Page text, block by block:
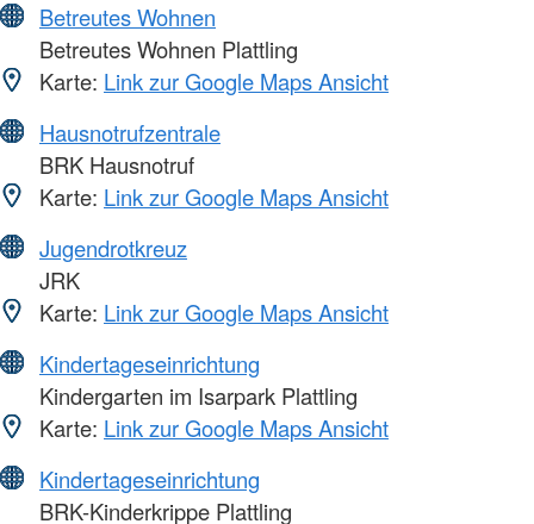
Betreutes Wohnen
Betreutes Wohnen Plattling
Karte: Link zur Google Maps Ansicht
Hausnotrufzentrale
BRK Hausnotruf
Karte: Link zur Google Maps Ansicht
Jugendrotkreuz
JRK
Karte: Link zur Google Maps Ansicht
Kindertageseinrichtung
Kindergarten im Isarpark Plattling
Karte: Link zur Google Maps Ansicht
Kindertageseinrichtung
BRK-Kinderkrippe Plattling